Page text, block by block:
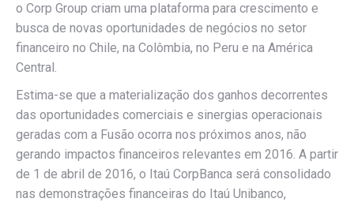
o Corp Group criam uma plataforma para crescimento e
busca de novas oportunidades de negócios no setor
financeiro no Chile, na Colômbia, no Peru e na América
Central.
Estima-se que a materialização dos ganhos decorrentes
das oportunidades comerciais e sinergias operacionais
geradas com a Fusão ocorra nos próximos anos, não
gerando impactos financeiros relevantes em 2016. A partir
de 1 de abril de 2016, o Itaú CorpBanca será consolidado
nas demonstrações financeiras do Itaú Unibanco,